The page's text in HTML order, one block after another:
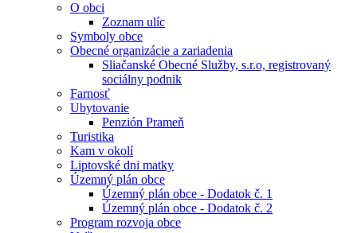
O obci
Zoznam ulíc
Symboly obce
Obecné organizácie a zariadenia
Sliačanské Obecné Služby, s.r.o, registrovaný
sociálny podnik
Farnosť
Ubytovanie
Penzión Prameň
Turistika
Kam v okolí
Liptovské dni matky
Územný plán obce
Územný plán obce - Dodatok č. 1
Územný plán obce - Dodatok č. 2
Program rozvoja obce